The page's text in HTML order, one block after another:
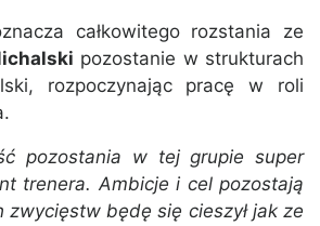
całkowitego rozstania ze
pozostanie w strukturach
rozpoczynając pracę w roli
pozostania w tej grupie super
trenera. Ambicje i cel pozostają
zwycięstw będę się cieszył jak ze